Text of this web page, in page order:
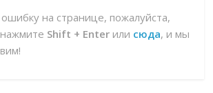
на странице, пожалуйста,
Shift + Enter или сюда, и мы